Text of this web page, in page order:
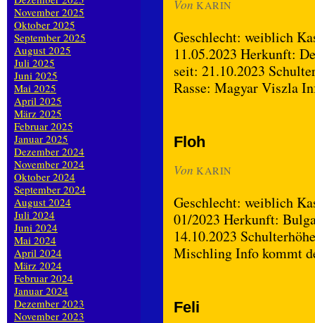
Von KARIN
Geschlecht: weiblich
11.05.2023 Herkunft:
seit: 21.10.2023
Rasse: Magyar Viszla
Floh
Von KARIN
Geschlecht: weiblich
01/2023 Herkunft:
14.10.2023
Mischling Info kommt
Feli
November 2025
Oktober 2025
September 2025
August 2025
Juli 2025
Juni 2025
Mai 2025
April 2025
März 2025
Februar 2025
Januar 2025
Dezember 2024
November 2024
Oktober 2024
September 2024
August 2024
Juli 2024
Juni 2024
Mai 2024
April 2024
März 2024
Februar 2024
Januar 2024
Dezember 2023
November 2023